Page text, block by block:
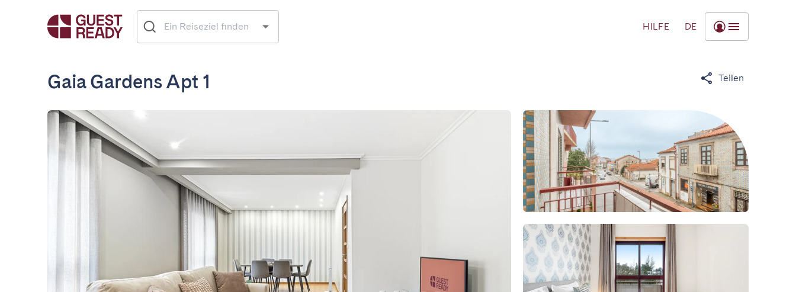
HILFE DE
Gaia Gardens Apt 1 Teilen